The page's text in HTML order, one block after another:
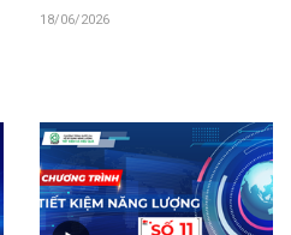
18/06/2026